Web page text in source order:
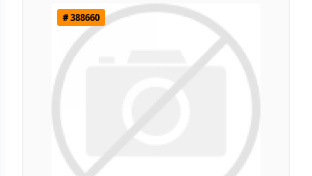
# 388660